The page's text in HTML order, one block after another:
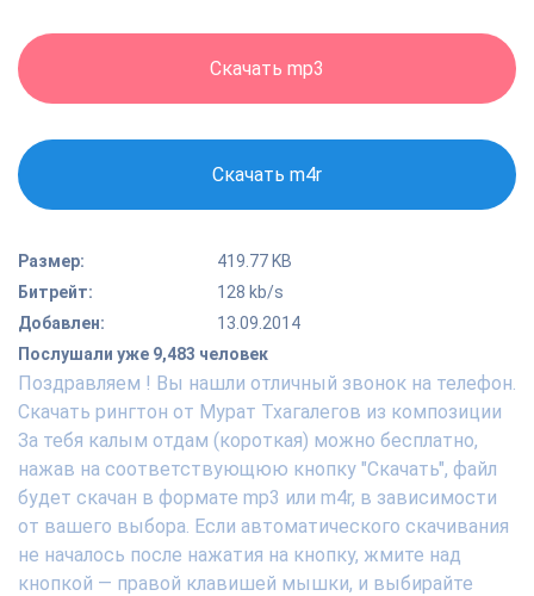
Скачать mp3
Скачать m4r
Размер:
419.77 KB
Битрейт:
128 kb/s
Добавлен:
13.09.2014
Послушали уже 9,483 человек
Поздравляем ! Вы нашли отличный звонок на телефон.
Скачать рингтон от Мурат Тхагалегов из композиции
За тебя калым отдам (короткая) можно бесплатно,
нажав на соответствующюю кнопку "Скачать", файл
будет скачан в формате mp3 или m4r, в зависимости
от вашего выбора. Если автоматического скачивания
не началось после нажатия на кнопку, жмите над
кнопкой — правой клавишей мышки, и выбирайте